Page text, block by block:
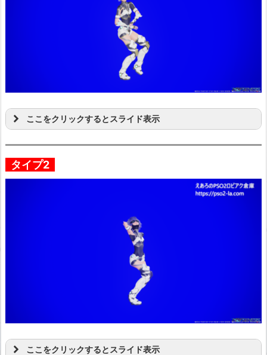
ここをクリックするとスライド表示
タイプ2
ここをクリックするとスライド表示